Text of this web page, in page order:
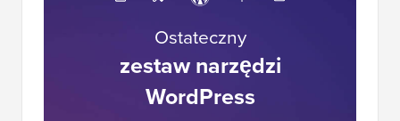
Ostateczny
zestaw narzędzi
WordPress